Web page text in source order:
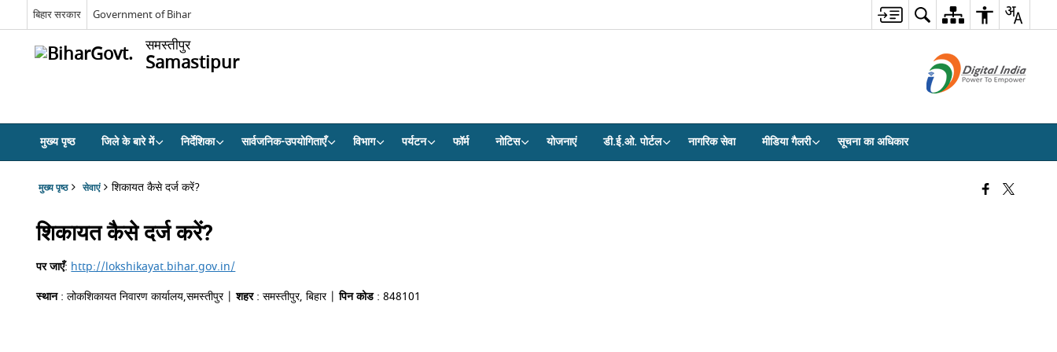
बिहार सरकार Government of Bihar
समस्तीपुर
Samastipur
मुख्य पृष्ठ जिले के बारे में निर्देशिका सार्वजनिक-उपयोगिताएँ विभाग पर्यटन फॉर्म नोटिस योजनाएं डी.ई.ओ. पोर्टल नागरिक सेवा मीडिया गैलरी सूचना का अधिकार
मुख्य पृष्ठ सेवाएं शिकायत कैसे दर्ज करें?
शिकायत कैसे दर्ज करें?
पर जाएँ: http://lokshikayat.bihar.gov.in/
स्थान: लोकशिकायत निवारण कार्यालय,समस्तीपुर |शहर: समस्तीपुर, बिहार |पिन कोड: 848101